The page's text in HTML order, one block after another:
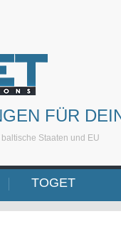
FÜR
Staaten und EU
TOGET